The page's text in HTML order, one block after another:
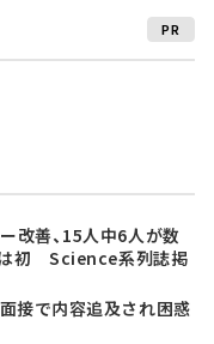
PR
改善、15人中6人が数
初 Science系列誌掲
接で内容追及され困惑